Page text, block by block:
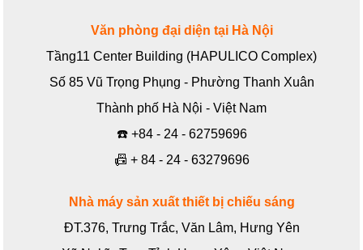
Văn phòng đại diện tại Hà Nội
Tầng11 Center Building (HAPULICO Complex)
Số 85 Vũ Trọng Phụng - Phường Thanh Xuân
Thành phố Hà Nội - Việt Nam
☎️ +84 - 24 - 62759696
📠 + 84 - 24 - 63279696
Nhà máy sản xuất thiết bị chiếu sáng
ĐT.376, Trưng Trắc, Văn Lâm, Hưng Yên